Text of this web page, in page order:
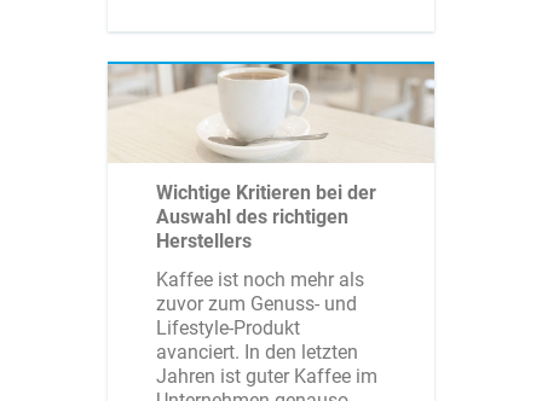
Wichtige Kritieren bei der
Auswahl des richtigen
Herstellers
Kaffee ist noch mehr als
zuvor zum Genuss- und
Lifestyle-Produkt
avanciert. In den letzten
Jahren ist guter Kaffee im